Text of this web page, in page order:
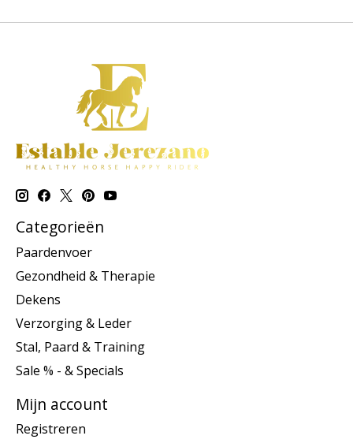
Categorieën
Paardenvoer
Gezondheid & Therapie
Dekens
Verzorging & Leder
Stal, Paard & Training
Sale % - & Specials
Mijn account
Registreren